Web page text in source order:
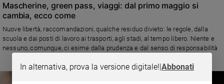
Mascherine, green pass, viaggi: dal primo maggio si
cambia, ecco come
Nuove libertà, raccomandazioni, qualche residuo divieto: le regole, dalla
scuola e dai posti di lavoro ai trasporti, agli stadi, al tempo libero. Niente e
nessuno, comunque, ci esime dalla prudenza e dal senso di responsabilità
In alternativa, prova la versione digitale!|Abbonati